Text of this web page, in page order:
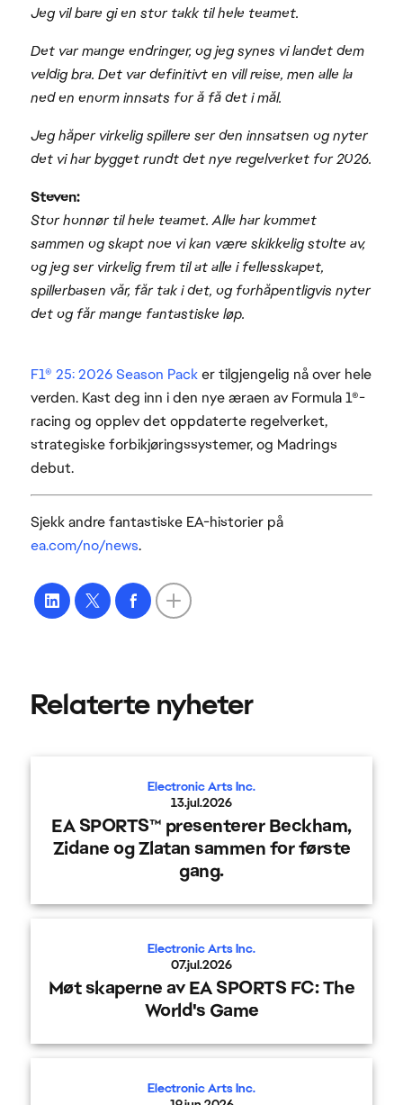
Jeg vil bare gi en stor takk til hele teamet.
Det var mange endringer, og jeg synes vi landet dem
veldig bra. Det var definitivt en vill reise, men alle la
ned en enorm innsats for å få det i mål.
Jeg håper virkelig spillere ser den innsatsen og nyter
det vi har bygget rundt det nye regelverket for 2026.
Steven:
Stor honnør til hele teamet. Alle har kommet
sammen og skapt noe vi kan være skikkelig stolte av,
og jeg ser virkelig frem til at alle i fellesskapet,
spillerbasen vår, får tak i det, og forhåpentligvis nyter
det og får mange fantastiske løp.
F1® 25: 2026 Season Packer tilgjengelig nå over hele
verden. Kast deg inn i den nye æraen av Formula 1®-
racing og opplev det oppdaterte regelverket,
strategiske forbikjøringssystemer, og Madrings
debut.
Sjekk andre fantastiske EA-historier på
ea.com/no/news.